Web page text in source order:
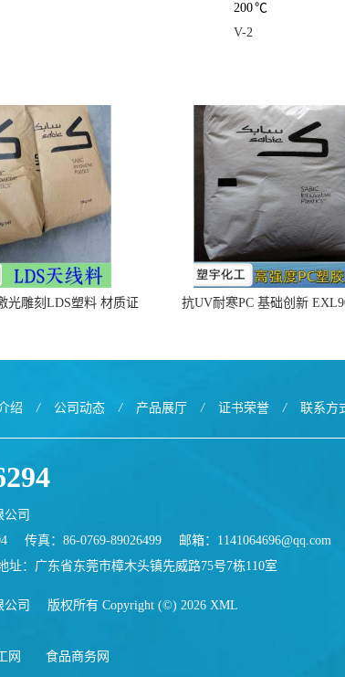
200℃
V-2
光雕刻LDS塑料 材质证
抗UV耐寒PC 基础创新
绍 / 公司动态 / 产品展厅 / 证书荣誉 / 联系方
司
传真：86-0769-89026499 邮箱： 1141064696@qq.com
址：广东省东莞市樟木头镇先威路75号7栋110室
司 版权所有 Copyright (©) 2026 XML
网 食品商务网